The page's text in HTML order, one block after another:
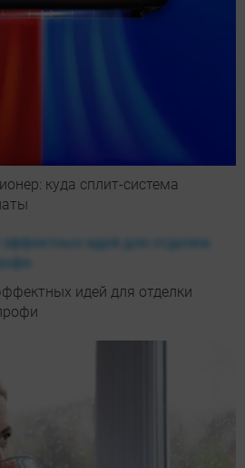
куда сплит-система
идей для отделки